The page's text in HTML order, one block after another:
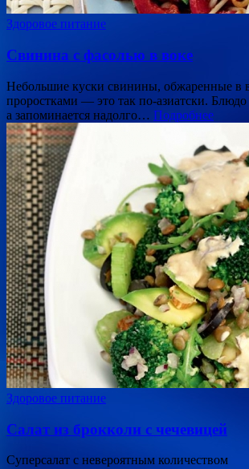
Здоровое питание
Свинина с фасолью в воке
Небольшие куски свинины, обжаренные в
проростками — это так по-азиатски. Блюдо
а запоминается надолго… Подробнее
Здоровое питание
Салат из брокколи с чечевицей
Суперсалат с невероятным количеством